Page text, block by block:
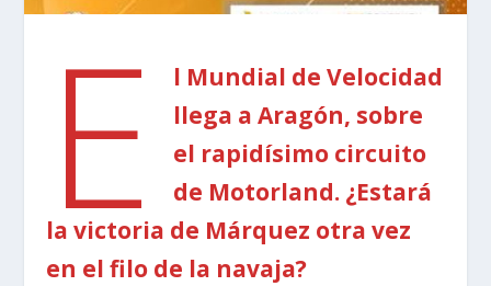
E
l Mundial de Velocidad
llega a Aragón, sobre
el rapidísimo circuito
de Motorland. ¿Estará
la victoria de Márquez otra vez
en el filo de la navaja?